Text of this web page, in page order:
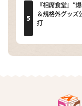
『相席食堂』“
＆規格外グッズ
打